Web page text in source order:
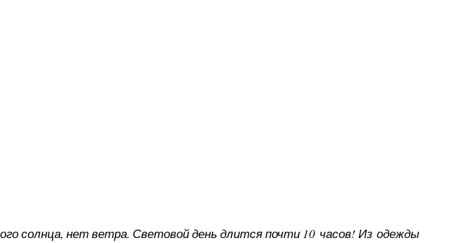
солнца, нет ветра. Световой день длится почти 10 часов! Из одежды